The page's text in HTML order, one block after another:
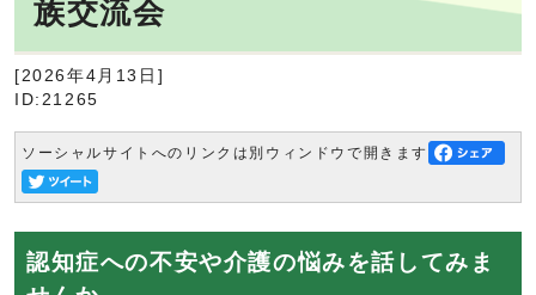
族交流会
[2026年4月13日]
ID:21265
ソーシャルサイトへのリンクは別ウィンドウで開きます
認知症への不安や介護の悩みを話してみま